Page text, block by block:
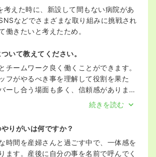
考えた時に、新設して間もない病院があ
などでさまざまな取り組みに挑戦され
働きたいと考えたため。
いて教えてください。
チームワーク良く働くことができます。
フがやるべき事を理解して役割を果た
ーし合う場面も多く、信頼感がありま
続きを読む
りがいは何ですか？
時間を産婦さんと過ごす中で、一体感を
ます。産後に自分の事を名前で呼んでく